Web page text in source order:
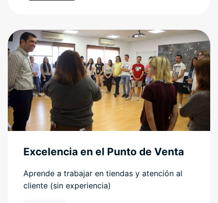
Excelencia en el Punto de Venta
Aprende a trabajar en tiendas y atención al
cliente (sin experiencia)